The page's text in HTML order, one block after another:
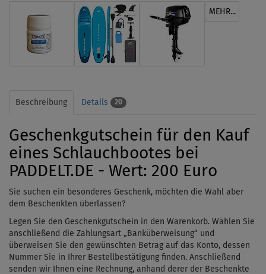
MEHR...
Beschreibung Details 20
Geschenkgutschein für den Kauf
eines Schlauchbootes bei
PADDELT.DE - Wert: 200 Euro
Sie suchen ein besonderes Geschenk, möchten die Wahl aber
dem Beschenkten überlassen?
Legen Sie den Geschenkgutschein in den Warenkorb. Wählen Sie
anschließend die Zahlungsart „Banküberweisung“ und
überweisen Sie den gewünschten Betrag auf das Konto, dessen
Nummer Sie in Ihrer Bestellbestätigung finden. Anschließend
senden wir Ihnen eine Rechnung, anhand derer der Beschenkte